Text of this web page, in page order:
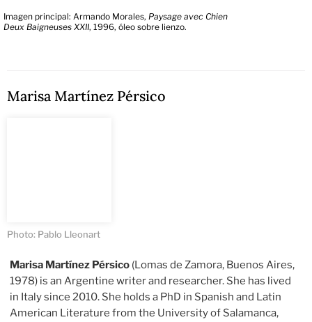
Imagen principal: Armando Morales, Paysage avec Chien
Deux Baigneuses XXII, 1996, óleo sobre lienzo.
Marisa Martínez Pérsico
Photo: Pablo Lleonart
Marisa Martínez Pérsico (Lomas de Zamora, Buenos Aires,
1978) is an Argentine writer and researcher. She has lived
in Italy since 2010. She holds a PhD in Spanish and Latin
American Literature from the University of Salamanca,